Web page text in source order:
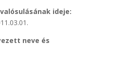
ideje:
neve és